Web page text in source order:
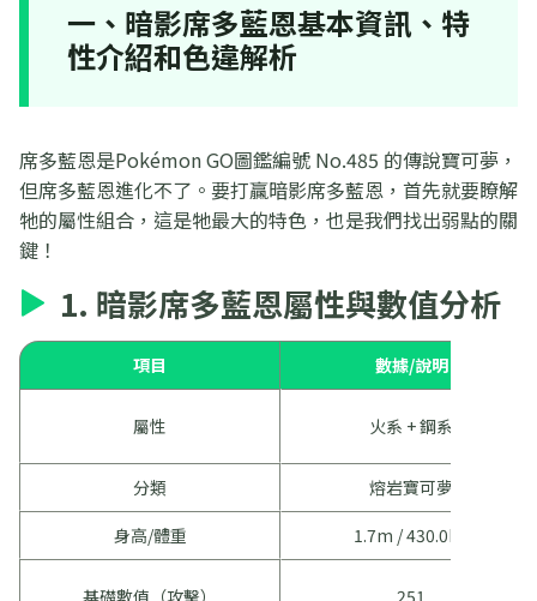
一、暗影席多藍恩基本資訊、特
性介紹和色違解析
席多藍恩是Pokémon GO圖鑑編號 No.485 的傳說寶可夢，
但席多藍恩進化不了。要打贏暗影席多藍恩，首先就要瞭解
牠的屬性組合，這是牠最大的特色，也是我們找出弱點的關
鍵！
1. 暗影席多藍恩屬性與數值分析
項目 數據/說明
屬性 火系 + 鋼系
分類
熔岩寶可夢
身高/體重
1.7m / 430.0kg